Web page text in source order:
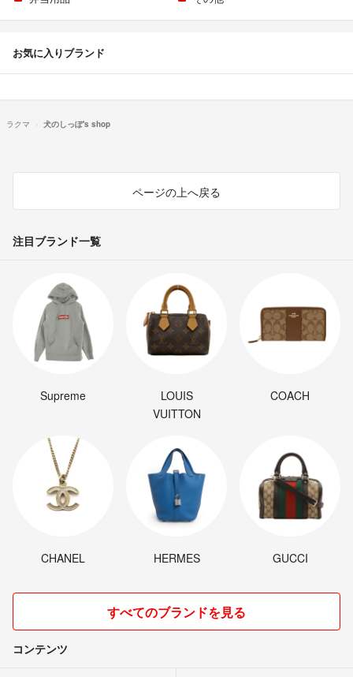
お気に入りブランド
ラクマ 犬のしっぽ's shop
ページの上へ戻る
注目ブランド一覧
Supreme
LOUIS
VUITTON
COACH
CHANEL HERMES GUCCI
すべてのブランドを見る
コンテンツ